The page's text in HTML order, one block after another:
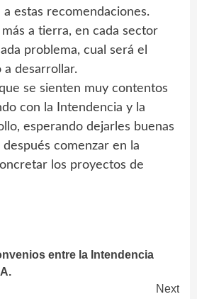
estas recomendaciones.
a tierra, en cada sector
problema, cual será el
desarrollar.
se sienten muy contentos
con la Intendencia y la
esperando dejarles buenas
comenzar en la
los proyectos de
entre la Intendencia
Next